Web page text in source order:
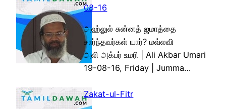
08-16
அஹ்லுல் சுன்னத் ஜமாத்தை
சார்ந்தவர்கள் யார்? மவ்லவி
அலி அக்பர் உமரி | Ali Akbar Umari
19-08-16, Friday | Jumma…
Zakat-ul-Fitr